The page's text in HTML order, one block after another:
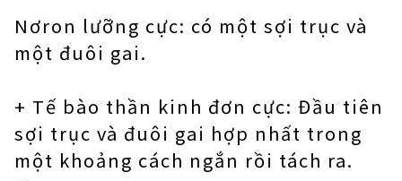
Nơron lưỡng cực: có một sợi trục và
một đuôi gai.
+ Tế bào thần kinh đơn cực: Đầu tiên
sợi trục và đuôi gai hợp nhất trong
một khoảng cách ngắn rồi tách ra.